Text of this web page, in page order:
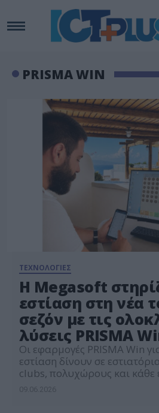
PRISMA WIN
ΤΕΧΝΟΛΟΓΙΕΣ
Η Megasoft
εστίαση στη νέα
σεζόν με τις
λύσεις PRISMA
Οι εφαρμογές PRISMA Win
εστίαση δίνουν σε
clubs, πολυχώρους και κάθε